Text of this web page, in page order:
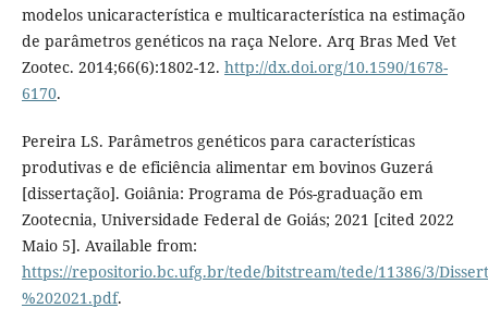
modelos unicaracterística e multicaracterística na estimação
de parâmetros genéticos na raça Nelore. Arq Bras Med Vet
Zootec. 2014;66(6):1802-12. http://dx.doi.org/10.1590/1678-
6170.
Pereira LS. Parâmetros genéticos para características
produtivas e de eficiência alimentar em bovinos Guzerá
[dissertação]. Goiânia: Programa de Pós-graduação em
Zootecnia, Universidade Federal de Goiás; 2021 [cited 2022
Maio 5]. Available from:
https://repositorio.bc.ufg.br/tede/bitstream/tede/11386/3/
%202021.pdf.